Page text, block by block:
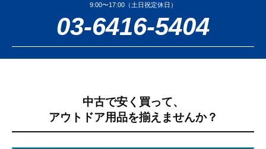
9:00〜17:00（土日祝定休日）
03-6416-5404
中古で安く買って、
アウトドア用品を揃えませんか？